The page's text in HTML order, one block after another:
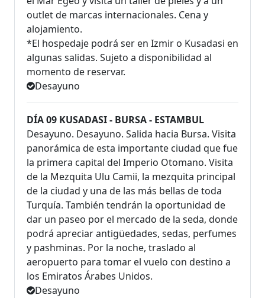
outlet de marcas internacionales. Cena y
alojamiento.
*El hospedaje podrá ser en Izmir o Kusadasi en
algunas salidas. Sujeto a disponibilidad al
momento de reservar.
Desayuno
DÍA 09 KUSADASI - BURSA - ESTAMBUL
Desayuno. Desayuno. Salida hacia Bursa. Visita
panorámica de esta importante ciudad que fue
la primera capital del Imperio Otomano. Visita
de la Mezquita Ulu Camii, la mezquita principal
de la ciudad y una de las más bellas de toda
Turquía. También tendrán la oportunidad de
dar un paseo por el mercado de la seda, donde
podrá apreciar antigüedades, sedas, perfumes
y pashminas. Por la noche, traslado al
aeropuerto para tomar el vuelo con destino a
los Emiratos Árabes Unidos.
Desayuno